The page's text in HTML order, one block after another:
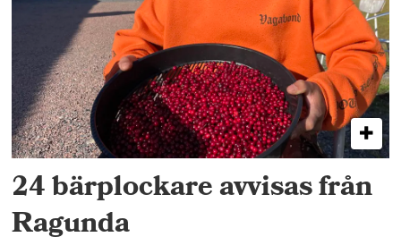
24 bärplockare avvisas från
Ragunda